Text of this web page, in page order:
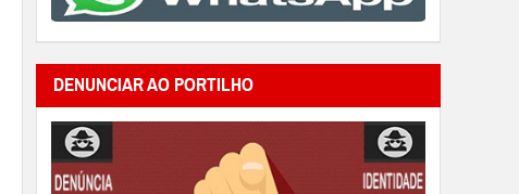
DENUNCIAR AO PORTILHO